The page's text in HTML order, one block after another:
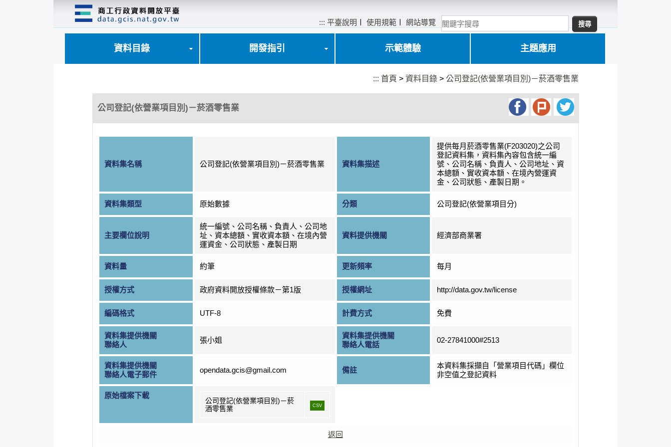
::: 平臺說明 〡使用規範 〡網站導覽
資料目錄 開發指引 示範體驗 主題應用
::: 首頁 >資料目錄 >公司登記(依營業項目別)－菸酒零售業
公司登記(依營業項目別)－菸酒零售業
資料集名稱 公司登記(依營業項目別)－菸酒零售業 資料集描述
提供每月菸酒零售業(F203020)之公司
登記資料集，資料集內容包含統一編
號、公司名稱、負責人、公司地址、資
本總額、實收資本額、在境內營運資
金、公司狀態、產製日期。
資料集類型 原始數據 分類 公司登記(依營業項目分)
主要欄位說明
統一編號、公司名稱、負責人、公司地
址、資本總額、實收資本額、在境內營
運資金、公司狀態、產製日期
資料提供機關 經濟部商業署
資料量 約筆 更新頻率 每月
授權方式 政府資料開放授權條款－第1版 授權網址 http://data.gov.tw/license
編碼格式 UTF-8 計費方式 免費
資料集提供機關
聯絡人
張小姐
資料集提供機關
聯絡人電話
02-27841000#2513
資料集提供機關
聯絡人電子郵件
opendata.gcis@gmail.com 備註
本資料集採擷自「營業項目代碼」欄位
非空值之登記資料
原始檔案下載
公司登記(依營業項目別)－菸
酒零售業
CSV
返回